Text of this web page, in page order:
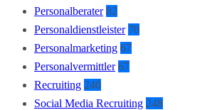
Personalberater 82
Personaldienstleister 70
Personalmarketing 67
Personalvermittler 67
Recruiting 240
Social Media Recruiting 248